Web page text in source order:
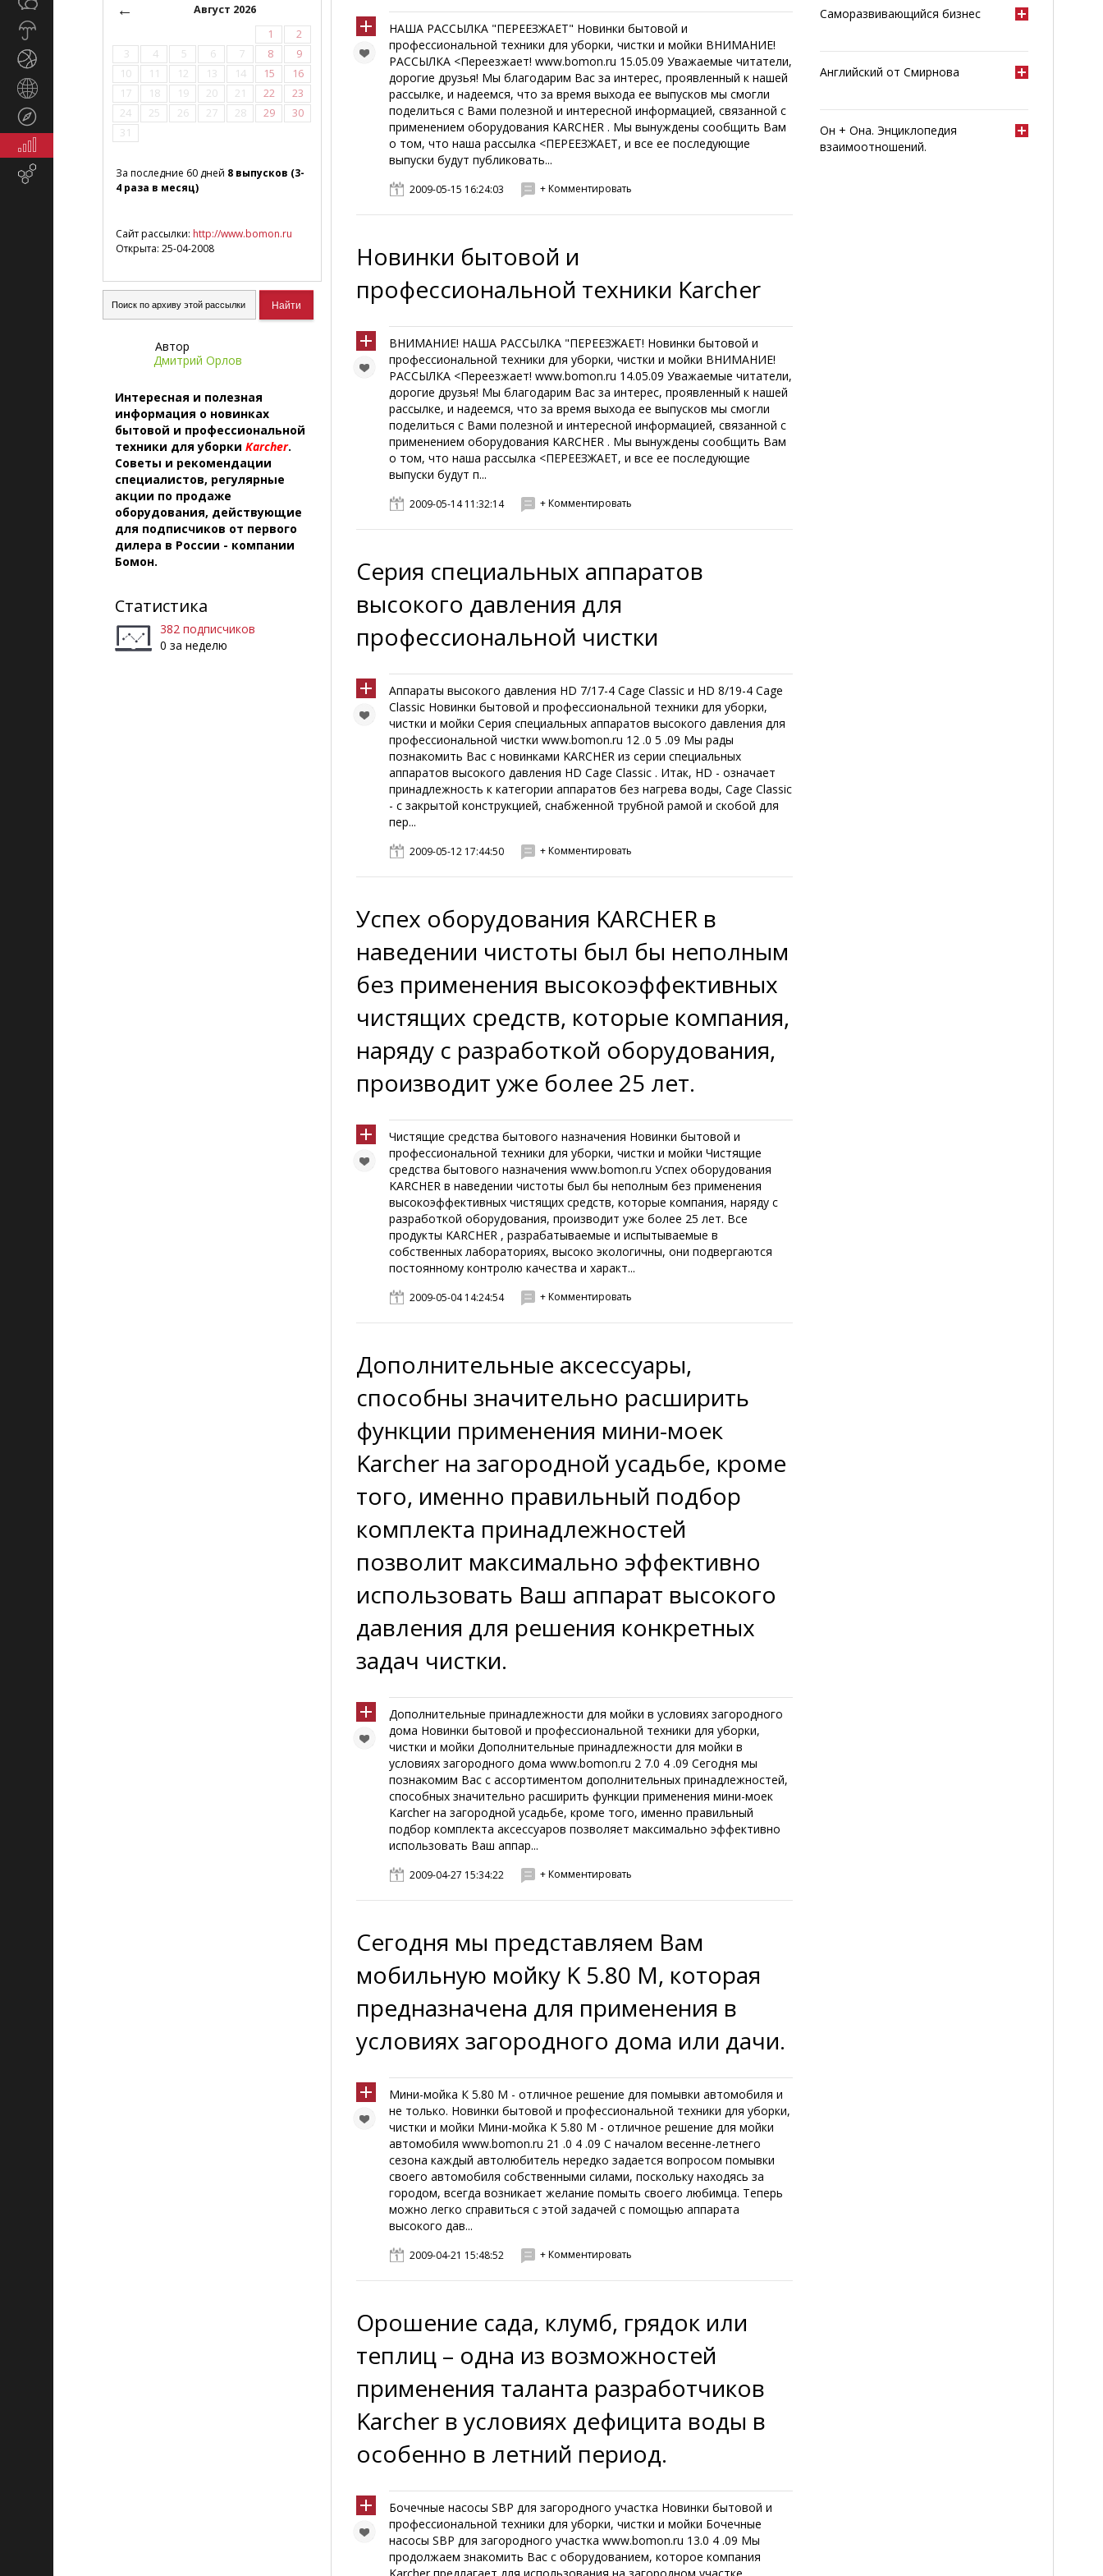
Экономика
маркетинг
←
Август 2026
1
2
3
4 5 6 7 8
9
10
11 12 13 14 15
16
17
18 19 20 21 22
23
24
25 26 27 28 29
30
31
За последние 60 дней 8 выпусков (3-
4 раза в месяц)
Сайт рассылки: http://www.bomon.ru
Открыта: 25-04-2008
Автор
Дмитрий Орлов
Интересная и полезная
информация о новинках
бытовой и профессиональной
техники для уборки Karcher.
Советы и рекомендации
специалистов, регулярные
акции по продаже
оборудования, действующие
для подписчиков от первого
дилера в России - компании
Бомон.
Статистика
382 подписчиков
0 за неделю
НАША РАССЫЛКА "ПЕРЕЕЗЖАЕТ" Новинки бытовой и
профессиональной техники для уборки, чистки и мойки ВНИМАНИЕ!
РАССЫЛКА <Переезжает! www.bomon.ru 15.05.09 Уважаемые читатели,
дорогие друзья! Мы благодарим Вас за интерес, проявленный к нашей
рассылке, и надеемся, что за время выхода ее выпусков мы смогли
поделиться с Вами полезной и интересной информацией, связанной с
применением оборудования KARCHER . Мы вынуждены сообщить Вам
о том, что наша рассылка <ПЕРЕЕЗЖАЕТ, и все ее последующие
выпуски будут публиковать...
2009-05-15 16:24:03 + Комментировать
Новинки бытовой и
профессиональной техники Karcher
ВНИМАНИЕ! НАША РАССЫЛКА "ПЕРЕЕЗЖАЕТ! Новинки бытовой и
профессиональной техники для уборки, чистки и мойки ВНИМАНИЕ!
РАССЫЛКА <Переезжает! www.bomon.ru 14.05.09 Уважаемые читатели,
дорогие друзья! Мы благодарим Вас за интерес, проявленный к нашей
рассылке, и надеемся, что за время выхода ее выпусков мы смогли
поделиться с Вами полезной и интересной информацией, связанной с
применением оборудования KARCHER . Мы вынуждены сообщить Вам
о том, что наша рассылка <ПЕРЕЕЗЖАЕТ, и все ее последующие
выпуски будут п...
2009-05-14 11:32:14 + Комментировать
Серия специальных аппаратов
высокого давления для
профессиональной чистки
Аппараты высокого давления HD 7/17-4 Cage Classic и HD 8/19-4 Cage
Classic Новинки бытовой и профессиональной техники для уборки,
чистки и мойки Серия специальных аппаратов высокого давления для
профессиональной чистки www.bomon.ru 12 .0 5 .09 Мы рады
познакомить Вас с новинками KARCHER из серии специальных
аппаратов высокого давления HD Cage Classic . Итак, HD - означает
принадлежность к категории аппаратов без нагрева воды, Cage Classic
- с закрытой конструкцией, снабженной трубной рамой и скобой для
пер...
2009-05-12 17:44:50 + Комментировать
Успех оборудования KARCHER в
наведении чистоты был бы неполным
без применения высокоэффективных
чистящих средств, которые компания,
наряду с разработкой оборудования,
производит уже более 25 лет.
Чистящие средства бытового назначения Новинки бытовой и
профессиональной техники для уборки, чистки и мойки Чистящие
средства бытового назначения www.bomon.ru Успех оборудования
KARCHER в наведении чистоты был бы неполным без применения
высокоэффективных чистящих средств, которые компания, наряду с
разработкой оборудования, производит уже более 25 лет. Все
продукты KARCHER , разрабатываемые и испытываемые в
собственных лабораториях, высоко экологичны, они подвергаются
постоянному контролю качества и характ...
2009-05-04 14:24:54 + Комментировать
Дополнительные аксессуары,
способны значительно расширить
функции применения мини-моек
Karcher на загородной усадьбе, кроме
того, именно правильный подбор
комплекта принадлежностей
позволит максимально эффективно
использовать Ваш аппарат высокого
давления для решения конкретных
задач чистки.
Дополнительные принадлежности для мойки в условиях загородного
дома Новинки бытовой и профессиональной техники для уборки,
чистки и мойки Дополнительные принадлежности для мойки в
условиях загородного дома www.bomon.ru 2 7.0 4 .09 Сегодня мы
познакомим Вас с ассортиментом дополнительных принадлежностей,
способных значительно расширить функции применения мини-моек
Karcher на загородной усадьбе, кроме того, именно правильный
подбор комплекта аксессуаров позволяет максимально эффективно
использовать Ваш аппар...
2009-04-27 15:34:22 + Комментировать
Сегодня мы представляем Вам
мобильную мойку K 5.80 M, которая
предназначена для применения в
условиях загородного дома или дачи.
Мини-мойка К 5.80 М - отличное решение для помывки автомобиля и
не только. Новинки бытовой и профессиональной техники для уборки,
чистки и мойки Мини-мойка К 5.80 М - отличное решение для мойки
автомобиля www.bomon.ru 21 .0 4 .09 С началом весенне-летнего
сезона каждый автолюбитель нередко задается вопросом помывки
своего автомобиля собственными силами, поскольку находясь за
городом, всегда возникает желание помыть своего любимца. Теперь
можно легко справиться с этой задачей с помощью аппарата
высокого дав...
2009-04-21 15:48:52 + Комментировать
Орошение сада, клумб, грядок или
теплиц – одна из возможностей
применения таланта разработчиков
Karcher в условиях дефицита воды в
особенно в летний период.
Бочечные насосы SBP для загородного участка Новинки бытовой и
профессиональной техники для уборки, чистки и мойки Бочечные
насосы SBP для загородного участка www.bomon.ru 13.0 4 .09 Мы
продолжаем знакомить Вас с оборудованием, которое компания
Саморазвивающийся бизнес
Английский от Смирнова
Он + Она. Энциклопедия
взаимоотношений.